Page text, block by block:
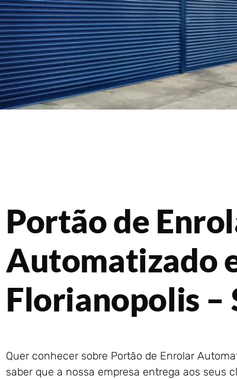
Portão de
Automatizado
Florianopolis –
Quer conhecer sobre Portão de Enrolar
saber que a nossa empresa entrega aos seus